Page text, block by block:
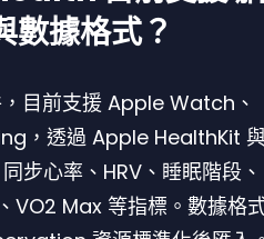
數據格式？
目前支援 Apple Watch、
，透過 Apple HealthKit
步心率、HRV、睡眠階段、
VO2 Max 等指標。數據格